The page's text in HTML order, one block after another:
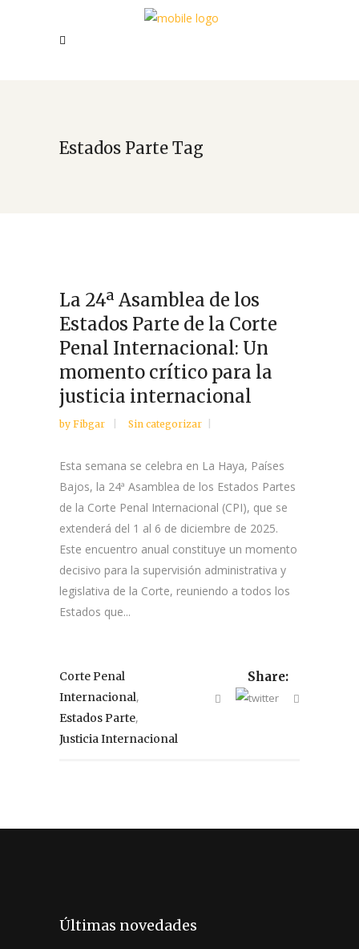
Estados Parte Tag
La 24ª Asamblea de los
Estados Parte de la Corte
Penal Internacional: Un
momento crítico para la
justicia internacional
by Fibgar Sin categorizar
Esta semana se celebra en La Haya, Países
Bajos, la 24ª Asamblea de los Estados Partes
de la Corte Penal Internacional (CPI), que se
extenderá del 1 al 6 de diciembre de 2025.
Este encuentro anual constituye un momento
decisivo para la supervisión administrativa y
legislativa de la Corte, reuniendo a todos los
Estados que...
Corte Penal
Internacional,
Estados Parte,
Justicia Internacional
Share:
Últimas novedades